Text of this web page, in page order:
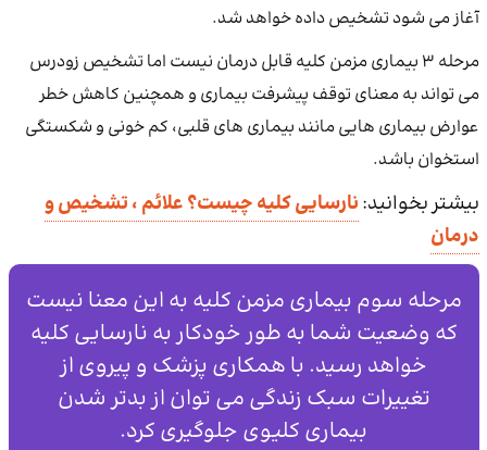
آغاز می شود تشخیص داده خواهد شد.
مرحله 3 بیماری مزمن کلیه قابل درمان نیست اما تشخیص زودرس
می تواند به معنای توقف پیشرفت بیماری و همچنین کاهش خطر
عوارض بیماری هایی مانند بیماری های قلبی، کم خونی و شکستگی
استخوان باشد.
بیشتر بخوانید:نارسایی کلیه چیست؟ علائم ، تشخیص و
درمان
مرحله سوم بیماری مزمن کلیه به این معنا نیست
که وضعیت شما به طور خودکار به نارسایی کلیه
خواهد رسید. با همکاری پزشک و پیروی از
تغییرات سبک زندگی می توان از بدتر شدن
بیماری کلیوی جلوگیری کرد.